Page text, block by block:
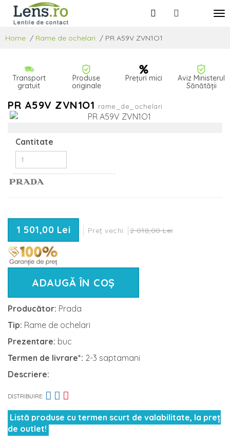
Home / Rame de ochelari / PR A59V ZVN1O1
Transport
gratuit
Produse
originale
Prețuri mici
Aviz Ministerul
Sănătății
PR A59V ZVN1O1 rame_de_ochelari
Cantitate
1 501,00 Lei Preț vechi: 2 018,00 Lei
ADAUGĂ ÎN COȘ
Producător: Prada
Tip: Rame de ochelari
Prezentare: buc
Termen de livrare*: 2-3 saptamani
Descriere:
DISTRIBUIRE:
Listă produse cu termen scurt de valabilitate, la preț
de outlet!